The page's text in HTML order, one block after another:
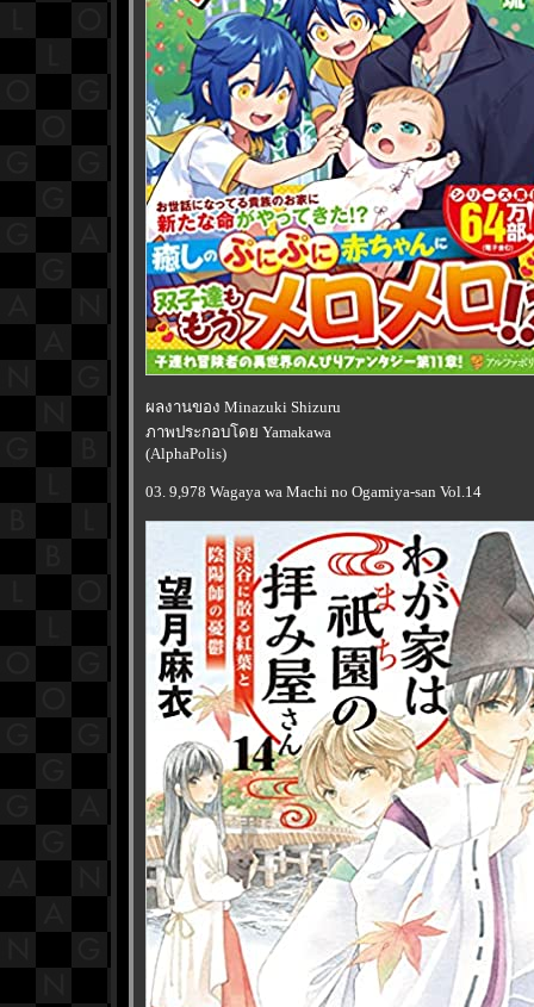
ผลงานของ Minazuki Shizuru
ภาพประกอบโดย Yamakawa
(AlphaPolis)
03. 9,978 Wagaya wa Machi no Ogamiya-san Vol.14